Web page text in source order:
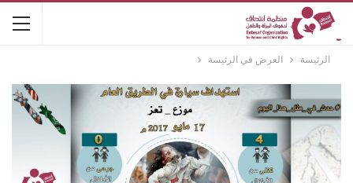
الرئيسة العرض في الرئيسة